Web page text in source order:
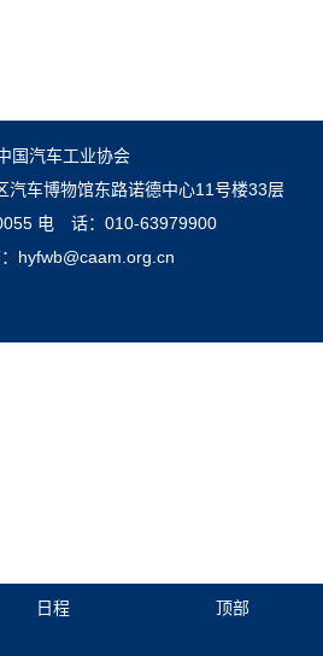
国汽车工业协会
车博物馆东路诺德中心11号楼33层
电 话：010-63979900
hyfwb@caam.org.cn
日程 顶部